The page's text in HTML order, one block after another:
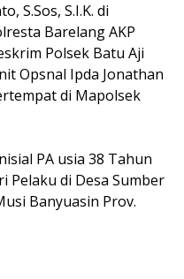
S.Sos, S.I.K. di
Barelang AKP
Polsek Batu Aji
Opsnal Ipda Jonathan
di Mapolsek
PA usia 38 Tahun
Pelaku di Desa Sumber
Banyuasin Prov.